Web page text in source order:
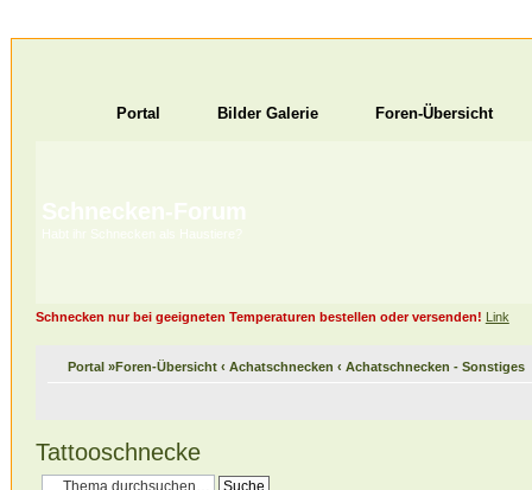
Portal Bilder Galerie Foren-Übersicht
Schnecken-Forum
Habt ihr Schnecken als Haustiere?
Schnecken nur bei geeigneten Temperaturen bestellen oder versenden! Link
Portal»Foren-Übersicht ‹ Achatschnecken ‹ Achatschnecken - Sonstiges
Tattooschnecke